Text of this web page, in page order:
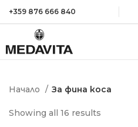
+359 876 666 840
Начало За фина коса
Showing all 16 results